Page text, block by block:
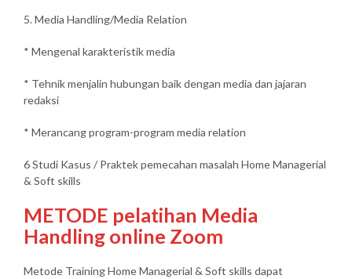
5. Media Handling/Media Relation
* Mengenal karakteristik media
* Tehnik menjalin hubungan baik dengan media dan jajaran
redaksi
* Merancang program-program media relation
6 Studi Kasus / Praktek pemecahan masalah Home Managerial
& Soft skills
METODE pelatihan Media
Handling online Zoom
Metode Training Home Managerial & Soft skills dapat